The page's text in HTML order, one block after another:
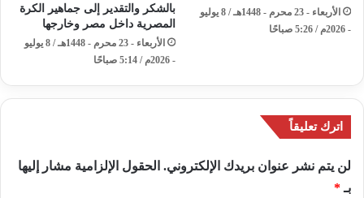
الأربعاء - 23 محرم - 1448هـ / 8 يوليو
- 2026م / 5:26 صباحًا
بالشكر والتقدير إلى جماهير الكرة
المصرية داخل مصر وخارجها
الأربعاء - 23 محرم - 1448هـ / 8 يوليو
- 2026م / 5:14 صباحًا
اترك تعليقاً
لن يتم نشر عنوان بريدك الإلكتروني. الحقول الإلزامية مشار إليها
بـ*